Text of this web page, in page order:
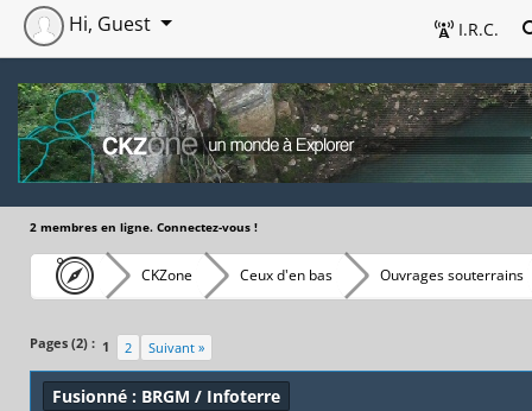
I.R.C.
Hi, Guest
2 membres en ligne. Connectez-vous !
CKZone Ceux d'en bas Ouvrages souterrains
Pages (2) : 1 2 Suivant »
Fusionné : BRGM / Infoterre